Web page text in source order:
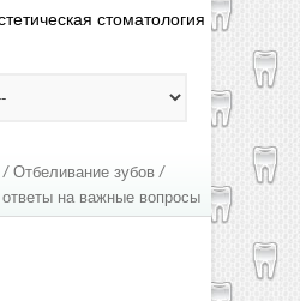
стоматология
/ Отбеливание зубов /
на важные вопросы